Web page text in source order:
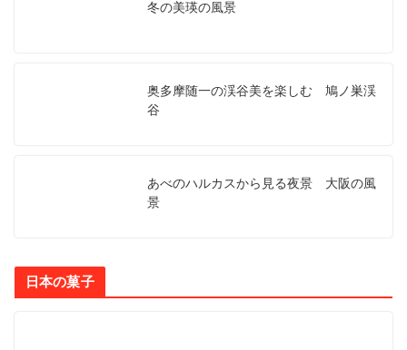
冬の美瑛の風景
奥多摩随一の渓谷美を楽しむ 鳩ノ巣渓
谷
あべのハルカスから見る夜景 大阪の風
景
日本の菓子